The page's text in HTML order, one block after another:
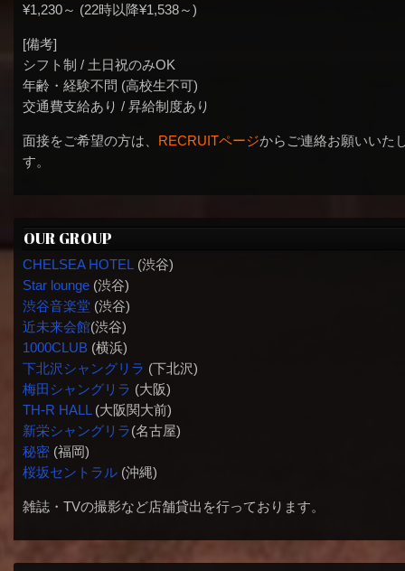
¥1,230～ (22時以降¥1,538～)
[備考]
シフト制 / 土日祝のみOK
年齢・経験不問 (高校生不可)
交通費支給あり / 昇給制度あり
面接をご希望の方は、 RECRUITページからご連絡お願いいた
す。
OUR GROUP
CHELSEA HOTEL (渋谷)
Star lounge(渋谷)
渋谷音楽堂(渋谷)
近未来会館(渋谷)
1000CLUB(横浜)
下北沢シャングリラ (下北沢)
梅田シャングリラ (大阪)
TH-R HALL(大阪関大前)
新栄シャングリラ(名古屋)
秘密(福岡)
桜坂セントラル(沖縄)
雑誌・TVの撮影など店舗貸出を行っております。